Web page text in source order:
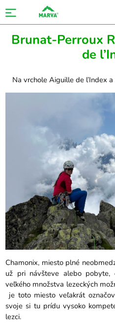
Brunat-Perroux
de
Na vrchole Aiguille de l’Index
Chamonix, miesto plné
už pri návšteve alebo pobyte,
veľkého množstva lezeckých
je toto miesto veľakrát
svoje si tu prídu vysoko
lezci.